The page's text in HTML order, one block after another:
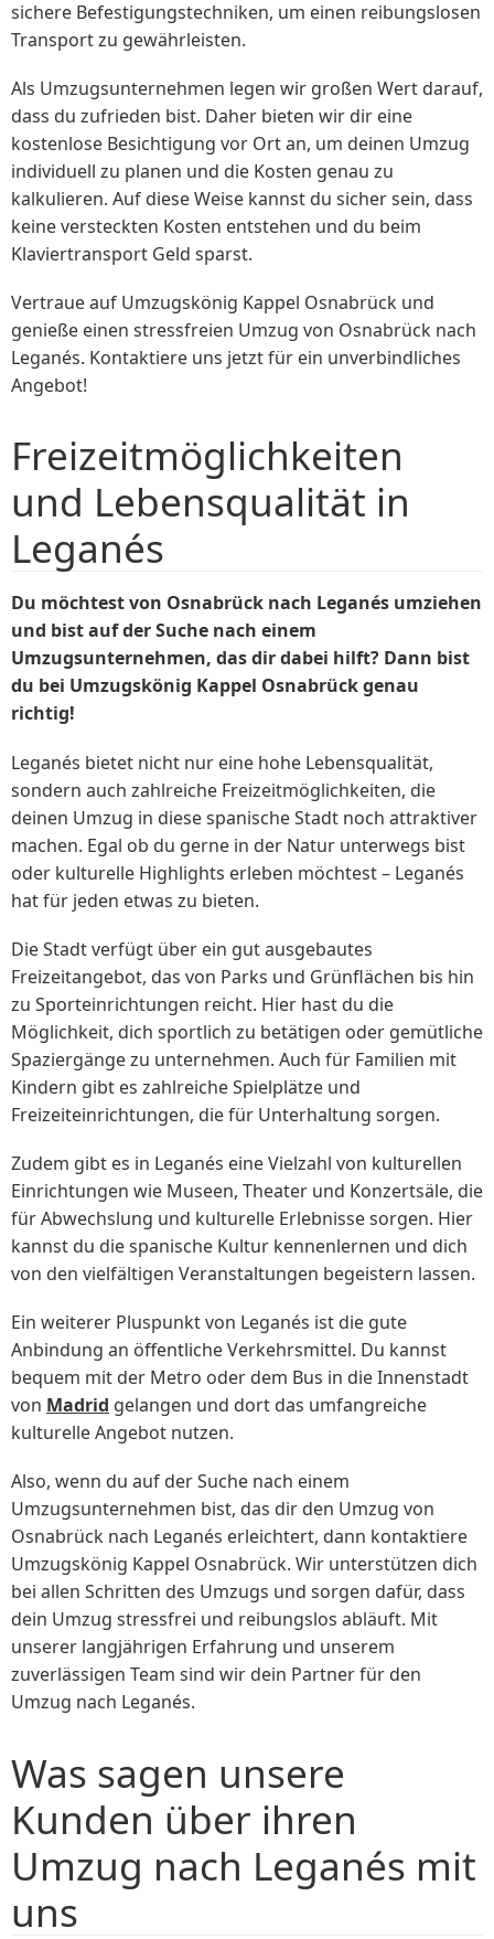
sichere Befestigungstechniken, um einen reibungslosen
Transport zu gewährleisten.
Als Umzugsunternehmen legen wir großen Wert darauf,
dass du zufrieden bist. Daher bieten wir dir eine
kostenlose Besichtigung vor Ort an, um deinen Umzug
individuell zu planen und die Kosten genau zu
kalkulieren. Auf diese Weise kannst du sicher sein, dass
keine versteckten Kosten entstehen und du beim
Klaviertransport Geld sparst.
Vertraue auf Umzugskönig Kappel Osnabrück und
genieße einen stressfreien Umzug von Osnabrück nach
Leganés. Kontaktiere uns jetzt für ein unverbindliches
Angebot!
Freizeitmöglichkeiten
und Lebensqualität in
Leganés
Du möchtest von Osnabrück nach Leganés umziehen
und bist auf der Suche nach einem
Umzugsunternehmen, das dir dabei hilft? Dann bist
du bei Umzugskönig Kappel Osnabrück genau
richtig!
Leganés bietet nicht nur eine hohe Lebensqualität,
sondern auch zahlreiche Freizeitmöglichkeiten, die
deinen Umzug in diese spanische Stadt noch attraktiver
machen. Egal ob du gerne in der Natur unterwegs bist
oder kulturelle Highlights erleben möchtest – Leganés
hat für jeden etwas zu bieten.
Die Stadt verfügt über ein gut ausgebautes
Freizeitangebot, das von Parks und Grünflächen bis hin
zu Sporteinrichtungen reicht. Hier hast du die
Möglichkeit, dich sportlich zu betätigen oder gemütliche
Spaziergänge zu unternehmen. Auch für Familien mit
Kindern gibt es zahlreiche Spielplätze und
Freizeiteinrichtungen, die für Unterhaltung sorgen.
Zudem gibt es in Leganés eine Vielzahl von kulturellen
Einrichtungen wie Museen, Theater und Konzertsäle, die
für Abwechslung und kulturelle Erlebnisse sorgen. Hier
kannst du die spanische Kultur kennenlernen und dich
von den vielfältigen Veranstaltungen begeistern lassen.
Ein weiterer Pluspunkt von Leganés ist die gute
Anbindung an öffentliche Verkehrsmittel. Du kannst
bequem mit der Metro oder dem Bus in die Innenstadt
von Madrid gelangen und dort das umfangreiche
kulturelle Angebot nutzen.
Also, wenn du auf der Suche nach einem
Umzugsunternehmen bist, das dir den Umzug von
Osnabrück nach Leganés erleichtert, dann kontaktiere
Umzugskönig Kappel Osnabrück. Wir unterstützen dich
bei allen Schritten des Umzugs und sorgen dafür, dass
dein Umzug stressfrei und reibungslos abläuft. Mit
unserer langjährigen Erfahrung und unserem
zuverlässigen Team sind wir dein Partner für den
Umzug nach Leganés.
Was sagen unsere
Kunden über ihren
Umzug nach Leganés mit
uns